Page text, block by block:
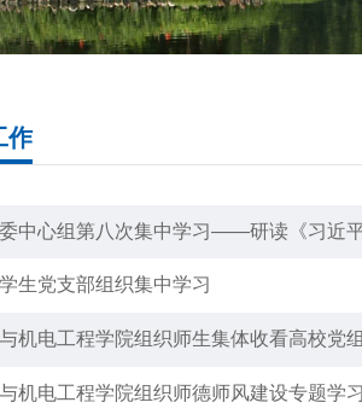
作
中心组第八次集中学习——研读《习近
生党支部组织集中学习
机电工程学院组织师生集体收看高校党
机电工程学院组织师德师风建设专题学